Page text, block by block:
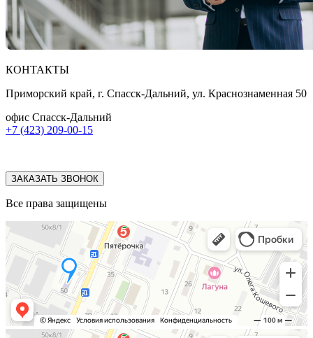
КОНТАКТЫ
Приморский край, г. Спасск-Дальний, ул. Краснознаменная 50
офис Спасск-Дальний
+7 (423) 209-00-15
ЗАКАЗАТЬ ЗВОНОК
Все права защищены